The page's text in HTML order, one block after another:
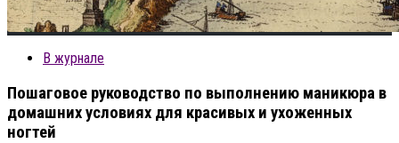
В журнале
Пошаговое руководство по выполнению маникюра в
домашних условиях для красивых и ухоженных
ногтей